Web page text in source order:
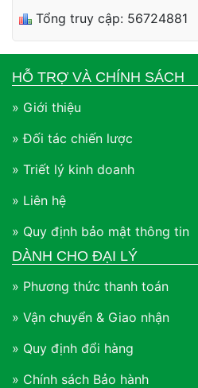
Tổng truy cập: 56724881
HỖ TRỢ VÀ CHÍNH SÁCH
» Giới thiệu
» Đối tác chiến lược
» Triết lý kinh doanh
» Liên hệ
» Quy định bảo mật thông tin
DÀNH CHO ĐẠI LÝ
» Phương thức thanh toán
» Vận chuyển & Giao nhận
» Quy định đổi hàng
» Chính sách Bảo hành